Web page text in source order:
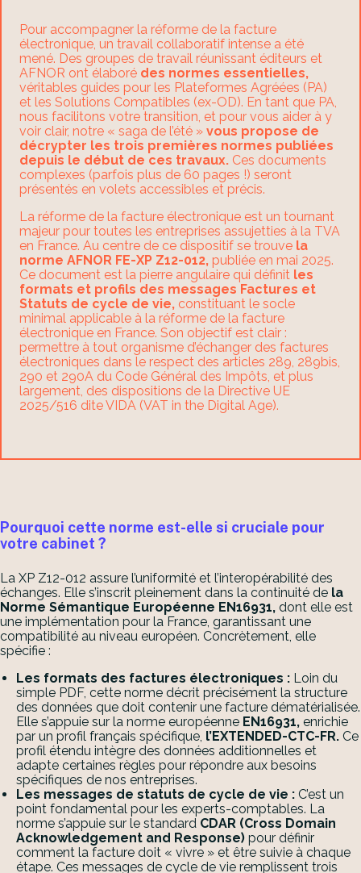
Pour accompagner la réforme de la facture
électronique, un travail collaboratif intense a été
mené. Des groupes de travail réunissant éditeurs et
AFNOR ont élaboré des normes essentielles,
véritables guides pour les Plateformes Agréées (PA)
et les Solutions Compatibles (ex-OD). En tant que PA,
nous facilitons votre transition, et pour vous aider à y
voir clair, notre « saga de l’été »vous propose de
décrypter les trois premières normes publiées
depuis le début de ces travaux. Ces documents
complexes (parfois plus de 60 pages !) seront
présentés en volets accessibles et précis.
La réforme de la facture électronique est un tournant
majeur pour toutes les entreprises assujetties à la TVA
en France. Au centre de ce dispositif se trouve la
norme AFNOR FE-XP Z12-012, publiée en mai 2025.
Ce document est la pierre angulaire qui définit les
formats et profils des messages Factures et
Statuts de cycle de vie, constituant le socle
minimal applicable à la réforme de la facture
électronique en France. Son objectif est clair :
permettre à tout organisme d’échanger des factures
électroniques dans le respect des articles 289, 289bis,
290 et 290A du Code Général des Impôts, et plus
largement, des dispositions de la Directive UE
2025/516 dite VIDA (VAT in the Digital Age).
Pourquoi cette norme est-elle si cruciale pour
votre cabinet ?
La XP Z12-012 assure l’uniformité et l’interopérabilité des
échanges. Elle s’inscrit pleinement dans la continuité de la
Norme Sémantique Européenne EN16931, dont elle est
une implémentation pour la France, garantissant une
compatibilité au niveau européen. Concrètement, elle
spécifie :
Les formats des factures électroniques : Loin du
simple PDF, cette norme décrit précisément la structure
des données que doit contenir une facture dématérialisée.
Elle s’appuie sur la norme européenne EN16931, enrichie
par un profil français spécifique, l’EXTENDED-CTC-FR. Ce
profil étendu intègre des données additionnelles et
adapte certaines règles pour répondre aux besoins
spécifiques de nos entreprises.
Les messages de statuts de cycle de vie : C’est un
point fondamental pour les experts-comptables. La
norme s’appuie sur le standard CDAR (Cross Domain
Acknowledgement and Response) pour définir
comment la facture doit « vivre » et être suivie à chaque
étape. Ces messages de cycle de vie remplissent trois